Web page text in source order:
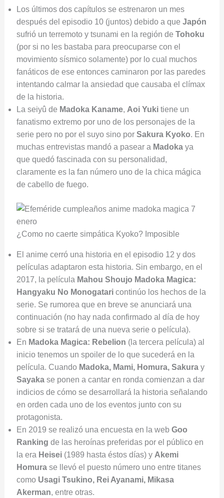
Los últimos dos capítulos se estrenaron un mes
después del episodio 10 (juntos) debido a que Japón
sufrió un terremoto y tsunami en la región de Tohoku
(por si no les bastaba para preocuparse con el
movimiento sísmico solamente) por lo cual muchos
fanáticos de ese entonces caminaron por las paredes
intentando calmar la ansiedad que causaba el clímax
de la historia.
La seiyû de Madoka Kaname, Aoi Yukitiene un
fanatismo extremo por uno de los personajes de la
serie pero no por el suyo sino por Sakura Kyoko. En
muchas entrevistas mandó a pasear a Madokaya
que quedó fascinada con su personalidad,
claramente es la fan número uno de la chica mágica
de cabello de fuego.
¿Como no caerte simpática Kyoko? Imposible
El anime cerró una historia en el episodio 12 y dos
películas adaptaron esta historia. Sin embargo, en el
2017, la película Mahou Shoujo Madoka Magica:
Hangyaku No Monogataricontinúo los hechos de la
serie. Se rumorea que en breve se anunciará una
continuación (no hay nada confirmado al día de hoy
sobre si se tratará de una nueva serie o película).
En Madoka Magica: Rebelion (la tercera película) al
inicio tenemos un spoiler de lo que sucederá en la
película. Cuando Madoka, Mami, Homura, Sakuray
Sayakase ponen a cantar en ronda comienzan a dar
indicios de cómo se desarrollará la historia señalando
en orden cada uno de los eventos junto con su
protagonista.
En 2019 se realizó una encuesta en la web Goo
Ranking de las heroínas preferidas por el público en
la era Heisei(1989 hasta éstos días) y Akemi
Homurase llevó el puesto número uno entre titanes
como Usagi Tsukino, Rei Ayanami, Mikasa
Akerman, entre otras.